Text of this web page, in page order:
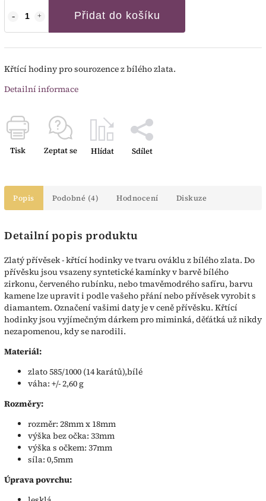
Přidat do košíku
Křtící hodiny pro sourozence z bílého zlata.
Detailní informace
Tisk Zeptat se Hlídat Sdílet
Popis Podobné (4) Hodnocení Diskuze
Detailní popis produktu
Zlatý přívěsek - křtící hodinky ve tvaru ováklu z bílého zlata. Do
přívěsku jsou vsazeny syntetické kamínky v barvě bílého
zirkonu, červeného rubínku, nebo tmavěmodrého safíru, barvu
kamene lze upravit i podle vašeho přání nebo přívěsek vyrobit s
diamantem. Označení vašimi daty je v ceně přívěsku. Křtící
hodinky jsou vyjímečným dárkem pro miminká, děťátká už nikdy
nezapomenou, kdy se narodili.
Materiál:
zlato 585/1000 (14 karátů),bílé
váha: +/- 2,60 g
Rozměry:
rozměr: 28mm x 18mm
výška bez očka: 33mm
výška s očkem: 37mm
síla: 0,5mm
Úprava povrchu: